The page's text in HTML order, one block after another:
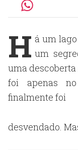
H á um
um
uma
foi apenas
finalmente foi
desvendado.